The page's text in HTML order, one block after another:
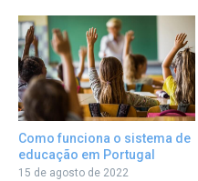
Como funciona o sistema de
educação em Portugal
15 de agosto de 2022